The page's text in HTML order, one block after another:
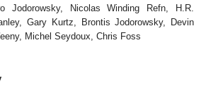
Jodorowsky, Nicolas Winding Refn, H.R.
Gary Kurtz, Brontis Jodorowsky, Devin
Michel Seydoux, Chris Foss